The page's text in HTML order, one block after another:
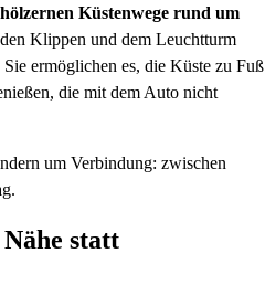
hölzernen Küstenwege rund um
Klippen und dem Leuchtturm
ermöglichen es, die Küste zu Fuß
die mit dem Auto nicht
um Verbindung: zwischen
statt